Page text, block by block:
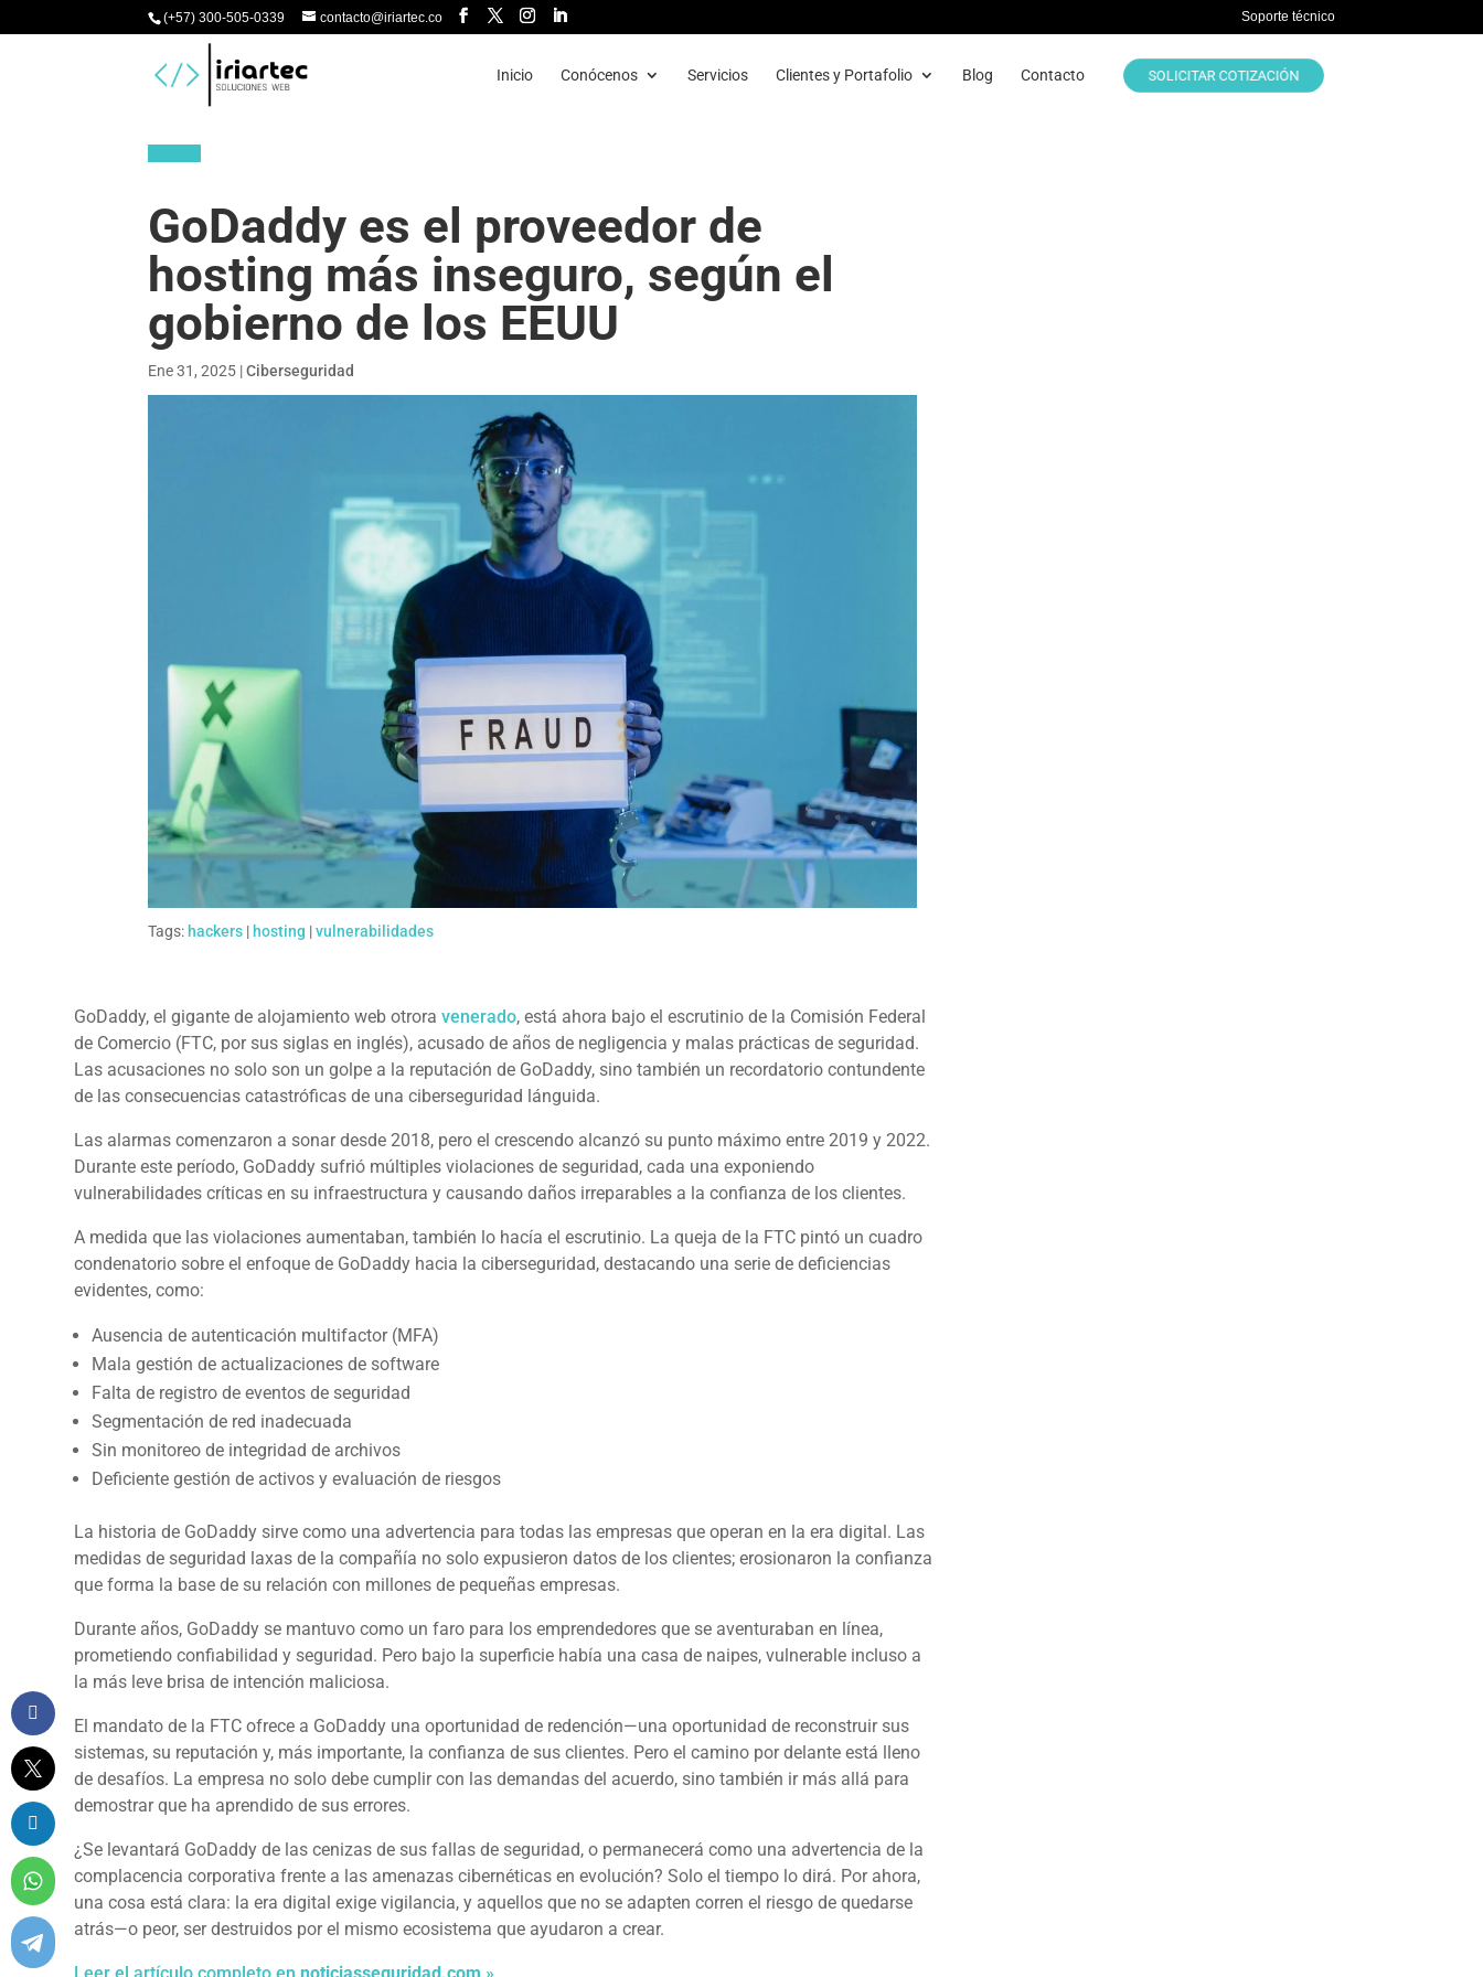
(+57) 300-505-0339 contacto@iriartec.co Soporte técnico
Inicio Conócenos Servicios Clientes y Portafolio Blog Contacto SOLICITAR COTIZACIÓN
GoDaddy es el proveedor de
hosting más inseguro, según el
gobierno de los EEUU
Ene 31, 2025 |Ciberseguridad
Tags: hackers | hosting |vulnerabilidades
GoDaddy, el gigante de alojamiento web otroravenerado, está ahora bajo el escrutinio de la Comisión Federal
de Comercio (FTC, por sus siglas en inglés), acusado de años de negligencia y malas prácticas de seguridad.
Las acusaciones no solo son un golpe a la reputación de GoDaddy, sino también un recordatorio contundente
de las consecuencias catastróficas de una ciberseguridad lánguida.
Las alarmas comenzaron a sonar desde 2018, pero el crescendo alcanzó su punto máximo entre 2019 y 2022.
Durante este período, GoDaddy sufrió múltiples violaciones de seguridad, cada una exponiendo
vulnerabilidades críticas en su infraestructura y causando daños irreparables a la confianza de los clientes.
A medida que las violaciones aumentaban, también lo hacía el escrutinio. La queja de la FTC pintó un cuadro
condenatorio sobre el enfoque de GoDaddy hacia la ciberseguridad, destacando una serie de deficiencias
evidentes, como:
Ausencia de autenticación multifactor (MFA)
Mala gestión de actualizaciones de software
Falta de registro de eventos de seguridad
Segmentación de red inadecuada
Sin monitoreo de integridad de archivos
Deficiente gestión de activos y evaluación de riesgos
La historia de GoDaddy sirve como una advertencia para todas las empresas que operan en la era digital. Las
medidas de seguridad laxas de la compañía no solo expusieron datos de los clientes; erosionaron la confianza
que forma la base de su relación con millones de pequeñas empresas.
Durante años, GoDaddy se mantuvo como un faro para los emprendedores que se aventuraban en línea,
prometiendo confiabilidad y seguridad. Pero bajo la superficie había una casa de naipes, vulnerable incluso a
la más leve brisa de intención maliciosa.
El mandato de la FTC ofrece a GoDaddy una oportunidad de redención—una oportunidad de reconstruir sus
sistemas, su reputación y, más importante, la confianza de sus clientes. Pero el camino por delante está lleno
de desafíos. La empresa no solo debe cumplir con las demandas del acuerdo, sino también ir más allá para
demostrar que ha aprendido de sus errores.
¿Se levantará GoDaddy de las cenizas de sus fallas de seguridad, o permanecerá como una advertencia de la
complacencia corporativa frente a las amenazas cibernéticas en evolución? Solo el tiempo lo dirá. Por ahora,
una cosa está clara: la era digital exige vigilancia, y aquellos que no se adapten corren el riesgo de quedarse
atrás—o peor, ser destruidos por el mismo ecosistema que ayudaron a crear.